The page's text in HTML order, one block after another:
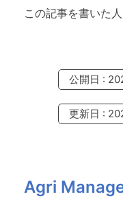
この記事を書いた人
公開日 :
更新日 :
Agri